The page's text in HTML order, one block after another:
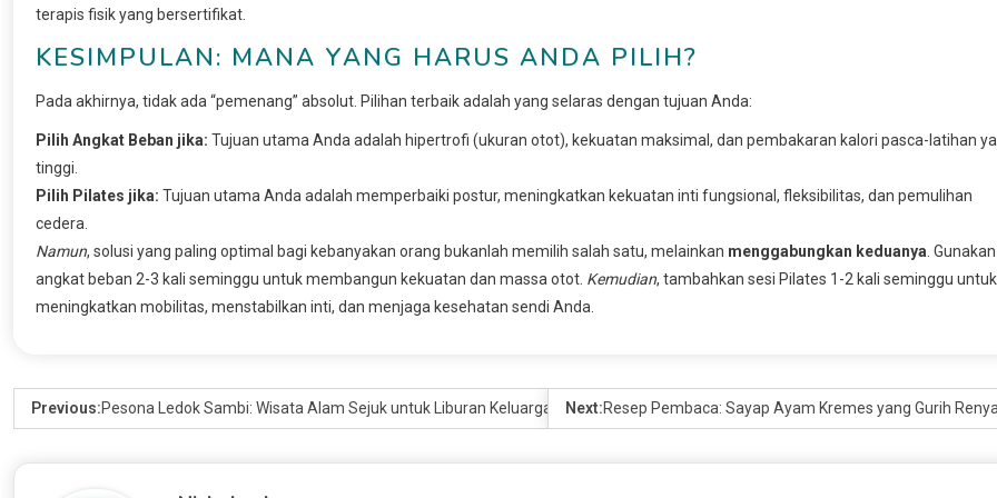
terapis fisik yang bersertifikat.
KESIMPULAN: MANA YANG HARUS ANDA PILIH?
Pada akhirnya, tidak ada “pemenang” absolut. Pilihan terbaik adalah yang selaras dengan tujuan Anda:
Pilih Angkat Beban jika: Tujuan utama Anda adalah hipertrofi (ukuran otot), kekuatan maksimal, dan pembakaran kalori pasca-latihan
tinggi.
Pilih Pilates jika: Tujuan utama Anda adalah memperbaiki postur, meningkatkan kekuatan inti fungsional, fleksibilitas, dan pemulihan
cedera.
Namun, solusi yang paling optimal bagi kebanyakan orang bukanlah memilih salah satu, melainkan menggabungkan keduanya . Gunakan
angkat beban 2-3 kali seminggu untuk membangun kekuatan dan massa otot. Kemudian, tambahkan sesi Pilates 1-2 kali seminggu untuk
meningkatkan mobilitas, menstabilkan inti, dan menjaga kesehatan sendi Anda.
Previous:Pesona Ledok Sambi: Wisata Alam Sejuk untuk Liburan Keluarga di Kaliurang
Next:Resep Pembaca: Sayap Ayam Kremes yang Gurih